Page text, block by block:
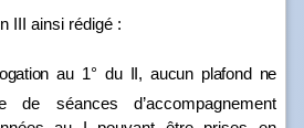
III ainsi rédigé :
au 1° du II, aucun plafond ne
de séances d’accompagnement